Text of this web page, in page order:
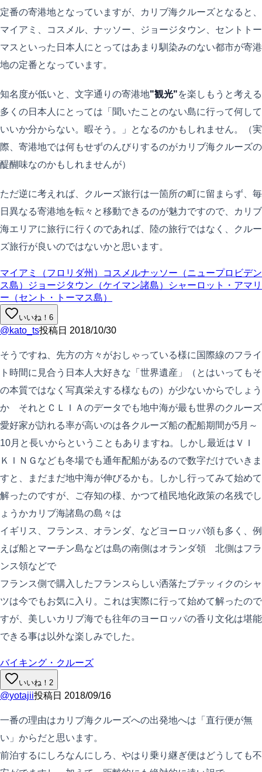
定番の寄港地となっていますが、カリブ海クルーズとなると、
マイアミ、コスメル、ナッソー、ジョージタウン、セントトー
マスといった日本人にとってはあまり馴染みのない都市が寄港
地の定番となっています。
知名度が低いと、文字通りの寄港地"観光"を楽しもうと考える
多くの日本人にとっては「聞いたことのない島に行って何して
いいか分からない。暇そう。」となるのかもしれません。（実
際、寄港地では何もせずのんびりするのがカリブ海クルーズの
醍醐味なのかもしれませんが）
ただ逆に考えれば、クルーズ旅行は一箇所の町に留まらず、毎
日異なる寄港地を転々と移動できるのが魅力ですので、カリブ
海エリアに旅行に行くのであれば、陸の旅行ではなく、クルー
ズ旅行が良いのではないかと思います。
マイアミ（フロリダ州） コスメルナッソー（ニュープロビデン
ス島）
ジョージタウン（ケイマン諸島）
シャーロット・アマリ
ー（セント・トーマス島）
いいね！ 6
@kato_ts投稿日 2018/10/30
そうですね、先方の方々がおしゃっている様に国際線のフライ
ト時間に見合う日本人大好きな「世界遺産」（とはいってもそ
の本質ではなく写真栄えする様なもの）が少ないからでしょう
か それとＣＬＩＡのデータでも地中海が最も世界のクルーズ
愛好家が訪れる率が高いのは各クルーズ船の配船期間が5月～
10月と長いからということもありますね。しかし最近はＶＩ
ＫＩＮＧなども冬場でも通年配船があるので数字だけでいきま
すと、まだまだ地中海が伸びるかも。しかし行ってみて始めて
解ったのですが、ご存知の様、かつて植民地化政策の名残でし
ょうかカリブ海諸島の島々は
イギリス、フランス、オランダ、などヨーロッパ領も多く、例
えば船とマーチン島などは島の南側はオランダ領 北側はフラ
ンス領などで
フランス側で購入したフランスらしい洒落たブテッィクのシャ
ツは今でもお気に入り。これは実際に行って始めて解ったので
すが、美しいカリブ海でも往年のヨーロッパの香り文化は堪能
できる事は以外な楽しみでした。
バイキング・クルーズ
いいね！ 2
@yotajii投稿日 2018/09/16
一番の理由はカリブ海クルーズへの出発地へは「直行便が無
い」からだと思います。
前泊するにしろなんにしろ、やはり乗り継ぎ便はどうしても不